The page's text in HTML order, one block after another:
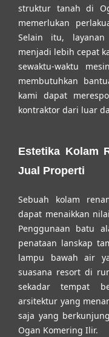
struktur tanah di
memerlukan
Selain itu,
menjadi lebih cepat
sewaktu-waktu
membutuhkan
kami dapat
kontraktor dari luar
Estetika Kolam
Jual Properti
Sebuah kolam
dapat menaikkan
Penggunaan batu
penataan lanskap
lampu bawah air
suasana resort di
sekadar tempat
arsitektur yang
saja yang
Ogan Komering Ilir.